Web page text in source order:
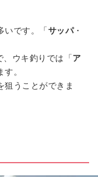
いです。「サッパ・
ウキ釣りでは「ア
す。
狙うことができま